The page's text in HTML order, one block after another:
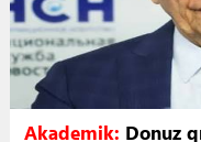
Akademik: Donuz